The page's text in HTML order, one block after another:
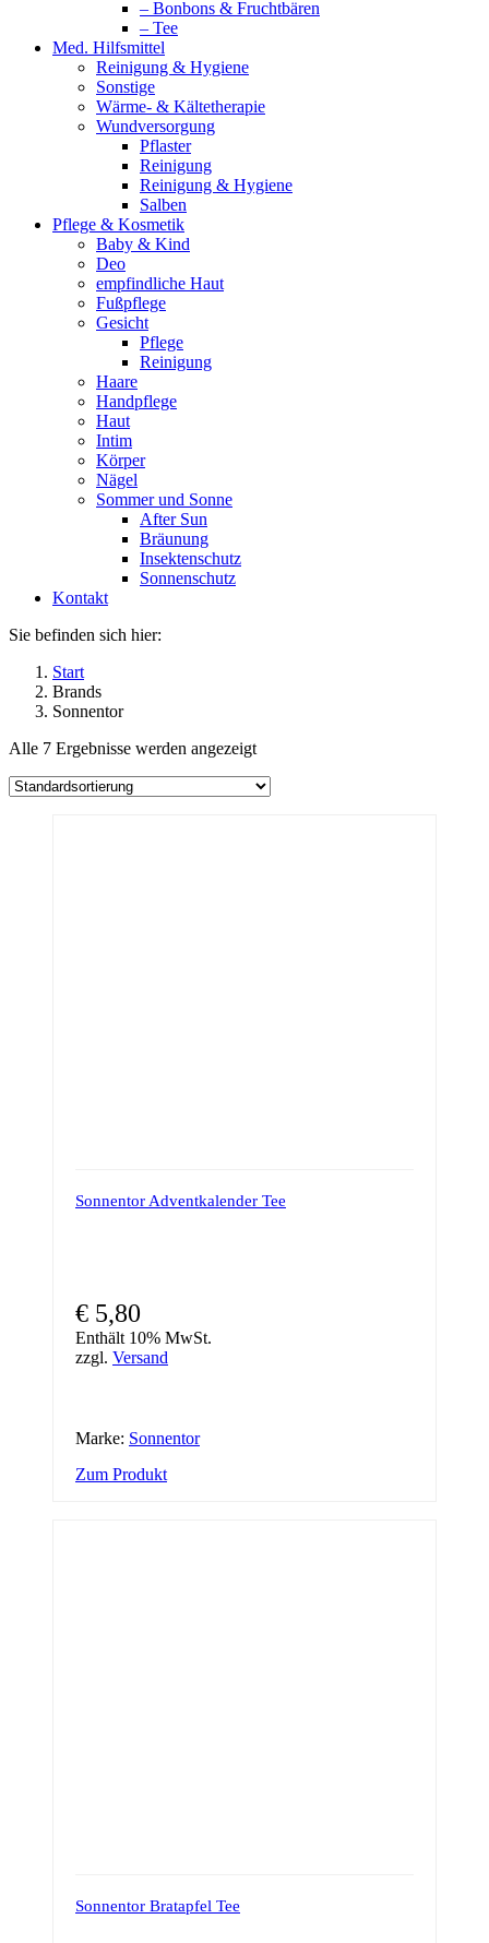
– Bonbons & Fruchtbären
– Tee
Med. Hilfsmittel
Reinigung & Hygiene
Sonstige
Wärme- & Kältetherapie
Wundversorgung
Pflaster
Reinigung
Reinigung & Hygiene
Salben
Pflege & Kosmetik
Baby & Kind
Deo
empfindliche Haut
Fußpflege
Gesicht
Pflege
Reinigung
Haare
Handpflege
Haut
Intim
Körper
Nägel
Sommer und Sonne
After Sun
Bräunung
Insektenschutz
Sonnenschutz
Kontakt
Sie befinden sich hier:
Start
Brands
Sonnentor
Alle 7 Ergebnisse werden angezeigt
Sonnentor Adventkalender Tee
€ 5,80
Enthält 10% MwSt.
zzgl. Versand
Marke: Sonnentor
Zum Produkt
Sonnentor Bratapfel Tee